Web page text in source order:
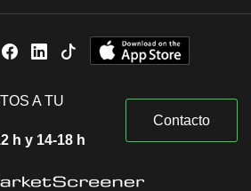
A TU
h y 14-18 h
Contacto